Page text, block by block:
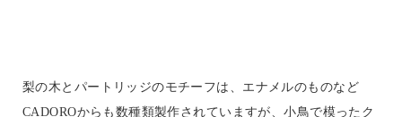
梨の木とパートリッジのモチーフは、エナメルのものなど
CADOROからも数種類製作されていますが、小鳥で模ったク